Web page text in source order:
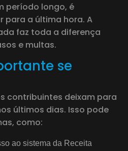
período longo, é
para a última hora. A
faz toda a diferença
e multas.
se
contribuintes deixam para
últimos dias. Isso pode
como:
ao sistema da Receita